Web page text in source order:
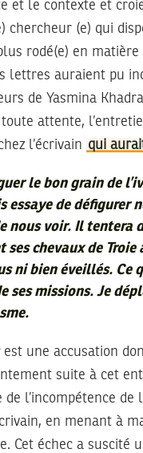
et le contexte et
chercheur (e) qui
rodé(e) en matière
lettres auraient pu
de Yasmina
attente,
l’écrivain qui
le bon grain de
essaye de défigurer
nous voir. Il tentera
chevaux de
ni bien éveillés. Ce
missions. Je
une accusation
suite à cet
l’incompétence
en menant à
Cet échec a suscité